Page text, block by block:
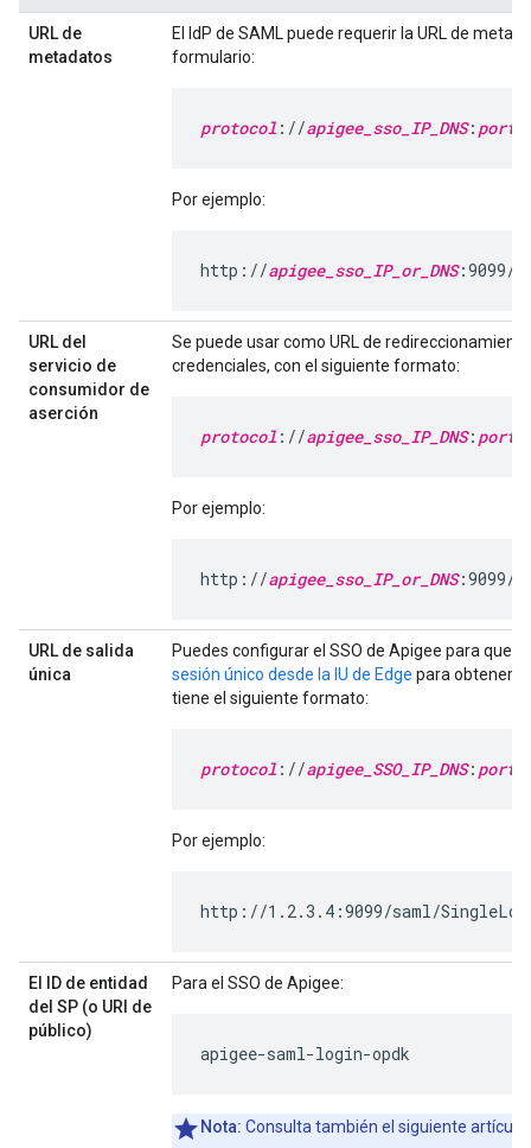
URL de
metadatos
El IdP de SAML puede requerir la URL de
formulario:
protocol ://apigee_sso_IP_DNS: port
Por ejemplo:
http://apigee_sso_IP_or_DNS:9099/
URL del
servicio de
consumidor de
aserción
Se puede usar como URL de
credenciales, con el siguiente formato:
protocol ://apigee_sso_IP_DNS: port
Por ejemplo:
http://apigee_sso_IP_or_DNS:9099/
URL de salida
única
Puedes configurar el SSO de Apigee para que
sesión único desde la IU de Edge para obtener
tiene el siguiente formato:
protocol ://apigee_SSO_IP_DNS: port
Por ejemplo:
http://1.2.3.4:9099/saml/
El ID de entidad
del SP (o URI de
público)
Para el SSO de Apigee:
apigee-saml-login-opdk
Nota: Consulta también el siguiente